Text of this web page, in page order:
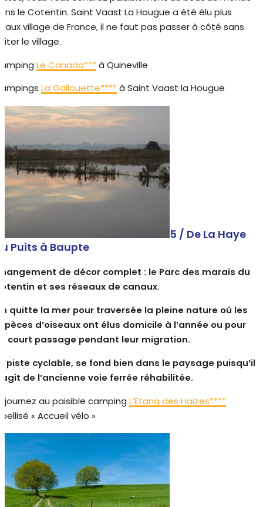
le Cotentin. Saint Vaast La Hougue a été élu plus
village de France, il ne faut pas passer à côté sans
le village.
Le Canada*** à Quineville
La Gallouette**** à Saint Vaast la Hougue
5 / De La Haye
Puits à Baupte
de décor complet : le Parc des marais du
et ses réseaux de canaux.
quitte la mer pour traversée la pleine nature où les
d’oiseaux ont élus domicile à l’année ou pour
court passage pendant leur migration.
piste cyclable, se fond bien dans le paysage puisqu’il
de l’ancienne voie ferrée réhabilitée.
au paisible campingL’Etang des Haizes****
« Accueil vélo »